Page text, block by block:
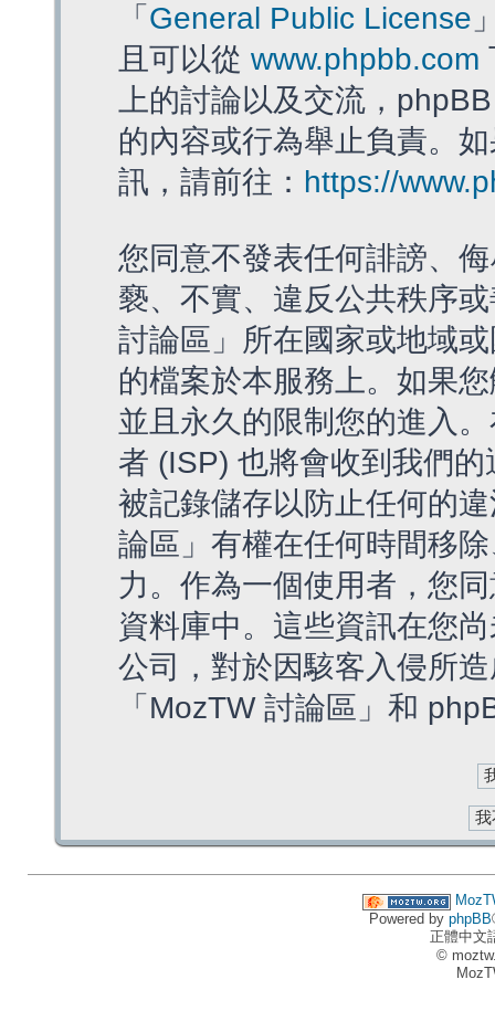
「 General Public License
且可以從 www.phpbb.com
上的討論以及交流，
的內容或行為舉止負責。
訊，請前往： https://
您同意不發表任何誹謗、
褻、不實、違反公共秩序
討論區」所在國家或地域
的檔案於本服務上。如果
並且永久的限制您的進入
者 (ISP) 也將會收到我們
被記錄儲存以防止任何的
論區」有權在任何時間移
力。作為一個使用者，您
資料庫中。這些資訊在您
公司，對於因駭客入侵所
「MozTW 討論區」和
Powered by phpBB
正體中文
©